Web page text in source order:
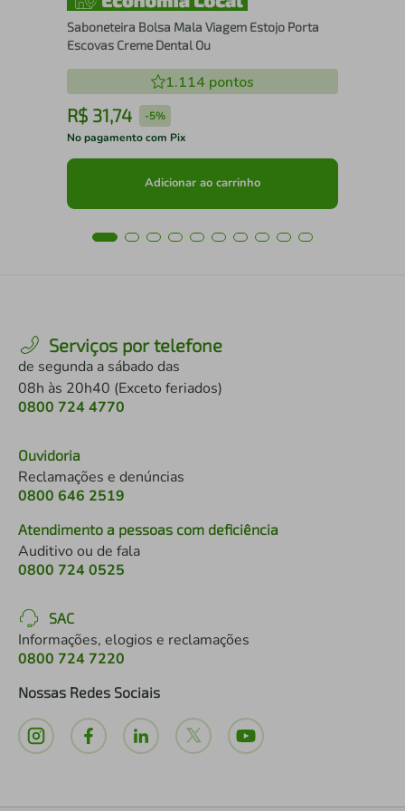
Saboneteira Bolsa Mala Viagem Estojo Porta
Escovas Creme Dental Ou
1.114 pontos
R$ 31,74 -5%
No pagamento com Pix
Adicionar ao carrinho
Serviços por telefone
de segunda a sábado das
08h às 20h40 (Exceto feriados)
0800 724 4770
Ouvidoria
Reclamações e denúncias
0800 646 2519
Atendimento a pessoas com deficiência
Auditivo ou de fala
0800 724 0525
SAC
Informações, elogios e reclamações
0800 724 7220
Nossas Redes Sociais